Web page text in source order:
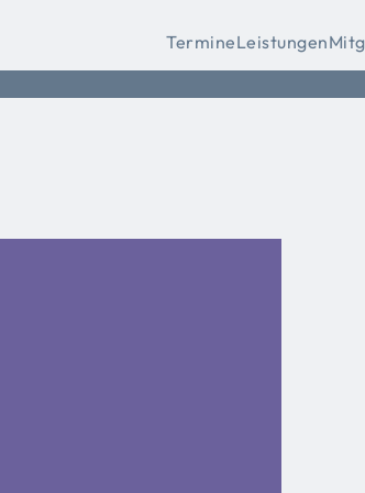
TermineLeistungen